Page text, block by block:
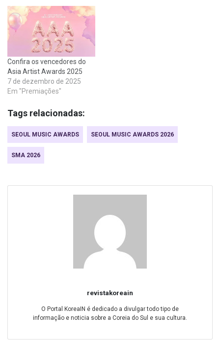
Confira os vencedores do
Asia Artist Awards 2025
7 de dezembro de 2025
Em "Premiações"
Tags relacionadas:
SEOUL MUSIC AWARDS SEOUL MUSIC AWARDS 2026
SMA 2026
revistakoreain
O Portal KoreaIN é dedicado a divulgar todo tipo de
informação e noticia sobre a Coreia do Sul e sua cultura.